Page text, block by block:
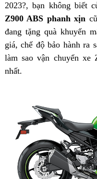
2023?, bạn không biết
Z900 ABS phanh xịn
đang tặng quà khuyến
giá, thế
giới
chế độ bảo hành ra
làm sao có
vận chuyển xe
nhấtbảo
.